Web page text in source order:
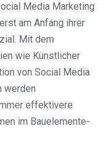
Media Marketing
am Anfang ihrer
Mit dem
wie Künstlicher
von Social Media
werden
effektivere
im Bauelemente-